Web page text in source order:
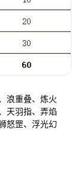
浪重叠、炼火
天羽指、弄焰
怒罡、浮光幻